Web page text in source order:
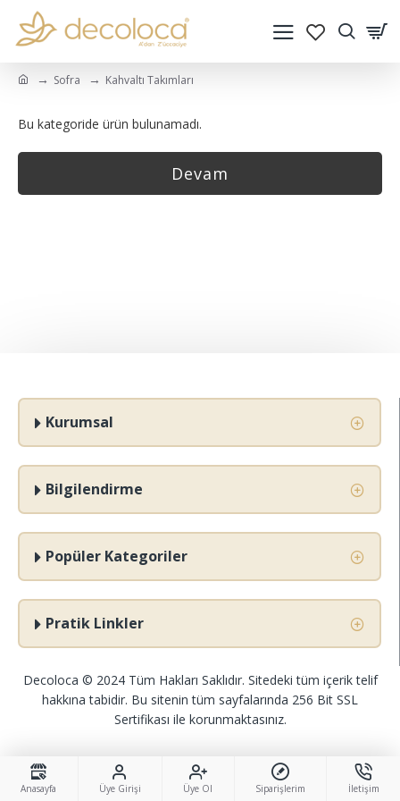
Sofra Kahvaltı Takımları
Bu kategoride ürün bulunamadı.
Devam
Kurumsal
Bilgilendirme
Popüler Kategoriler
Pratik Linkler
Decoloca © 2024 Tüm Hakları Saklıdır. Sitedeki tüm içerik telif
hakkına tabidir. Bu sitenin tüm sayfalarında 256 Bit SSL
Sertifikası ile korunmaktasınız.
Anasayfa Üye Girişi Üye Ol Siparişlerim İletişim